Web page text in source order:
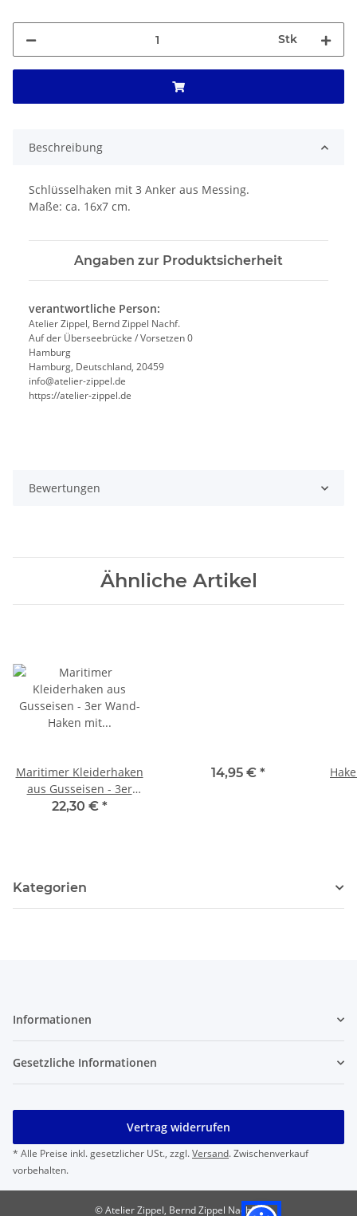
Stk
Beschreibung
Schlüsselhaken mit 3 Anker aus Messing.
Maße: ca. 16x7 cm.
Angaben zur Produktsicherheit
verantwortliche Person:
Atelier Zippel, Bernd Zippel Nachf.
Auf der Überseebrücke / Vorsetzen 0
Hamburg
Hamburg, Deutschland, 20459
info@atelier-zippel.de
https://atelier-zippel.de
Bewertungen
Ähnliche Artikel
Maritimer Kleiderhaken
aus Gusseisen - 3er
Wand-Haken mit
22,30 € *
14,95 € *
Kategorien
Informationen
Gesetzliche Informationen
Vertrag widerrufen
* Alle Preise inkl. gesetzlicher USt., zzgl.Versand. Zwischenverkauf
vorbehalten.
© Atelier Zippel, Bernd Zippel Nachf.